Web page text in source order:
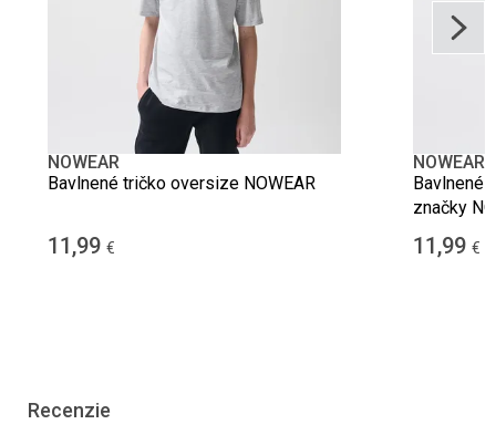
NOWEAR
Bavlnené tričko oversize NOWEAR
11,99 €
NOWEAR
Bavlnené
značky
11,99 €
Recenzie